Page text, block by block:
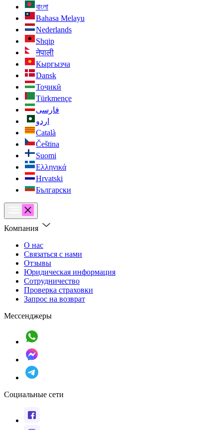
বাংলা
Bahasa Melayu
Nederlands
Shqip
नेपाली
Кыргызча
Dansk
Тоҷикӣ
Türkmençe
فارسی
اردو
Català
Čeština
Suomi
Ελληνικά
Hrvatski
Български
Компания
О нас
Связаться с нами
Отзывы
Юридическая информация
Сотрудничество
Проверка страховки
Запрос на возврат
Мессенджеры
Социальные сети